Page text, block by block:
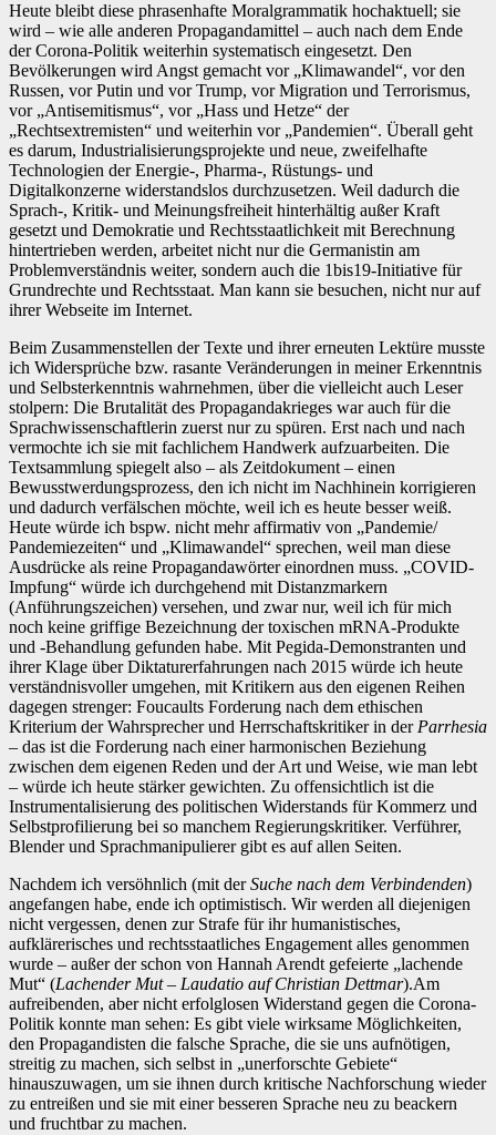
Heute bleibt diese phrasenhafte Moralgrammatik hochaktuell; sie
wird – wie alle anderen Propagandamittel – auch nach dem Ende
der Corona-Politik weiterhin systematisch eingesetzt. Den
Bevölkerungen wird Angst gemacht vor „Klimawandel“, vor den
Russen, vor Putin und vor Trump, vor Migration und Terrorismus,
vor „Antisemitismus“, vor „Hass und Hetze“ der
„Rechtsextremisten“ und weiterhin vor „Pandemien“. Überall geht
es darum, Industrialisierungsprojekte und neue, zweifelhafte
Technologien der Energie-, Pharma-, Rüstungs- und
Digitalkonzerne widerstandslos durchzusetzen. Weil dadurch die
Sprach-, Kritik- und Meinungsfreiheit hinterhältig außer Kraft
gesetzt und Demokratie und Rechtsstaatlichkeit mit Berechnung
hintertrieben werden, arbeitet nicht nur die Germanistin am
Problemverständnis weiter, sondern auch die 1bis19-Initiative für
Grundrechte und Rechtsstaat. Man kann sie besuchen, nicht nur auf
ihrer Webseite im Internet.
Beim Zusammenstellen der Texte und ihrer erneuten Lektüre musste
ich Widersprüche bzw. rasante Veränderungen in meiner Erkenntnis
und Selbsterkenntnis wahrnehmen, über die vielleicht auch Leser
stolpern: Die Brutalität des Propagandakrieges war auch für die
Sprachwissenschaftlerin zuerst nur zu spüren. Erst nach und nach
vermochte ich sie mit fachlichem Handwerk aufzuarbeiten. Die
Textsammlung spiegelt also – als Zeitdokument – einen
Bewusstwerdungsprozess, den ich nicht im Nachhinein korrigieren
und dadurch verfälschen möchte, weil ich es heute besser weiß.
Heute würde ich bspw. nicht mehr affirmativ von „Pandemie/
Pandemiezeiten“ und „Klimawandel“ sprechen, weil man diese
Ausdrücke als reine Propagandawörter einordnen muss. „COVID-
Impfung“ würde ich durchgehend mit Distanzmarkern
(Anführungszeichen) versehen, und zwar nur, weil ich für mich
noch keine griffige Bezeichnung der toxischen mRNA-Produkte
und -Behandlung gefunden habe. Mit Pegida-Demonstranten und
ihrer Klage über Diktaturerfahrungen nach 2015 würde ich heute
verständnisvoller umgehen, mit Kritikern aus den eigenen Reihen
dagegen strenger: Foucaults Forderung nach dem ethischen
Kriterium der Wahrsprecher und Herrschaftskritiker in derParrhesia
– das ist die Forderung nach einer harmonischen Beziehung
zwischen dem eigenen Reden und der Art und Weise, wie man lebt
– würde ich heute stärker gewichten. Zu offensichtlich ist die
Instrumentalisierung des politischen Widerstands für Kommerz und
Selbstprofilierung bei so manchem Regierungskritiker. Verführer,
Blender und Sprachmanipulierer gibt es auf allen Seiten.
Nachdem ich versöhnlich (mit derSuche nach dem Verbindenden)
angefangen habe, ende ich optimistisch. Wir werden all diejenigen
nicht vergessen, denen zur Strafe für ihr humanistisches,
aufklärerisches und rechtsstaatliches Engagement alles genommen
wurde – außer der schon von Hannah Arendt gefeierte „lachende
Mut“ (Lachender Mut – Laudatio auf Christian Dettmar).Am
aufreibenden, aber nicht erfolglosen Widerstand gegen die Corona-
Politik konnte man sehen: Es gibt viele wirksame Möglichkeiten,
den Propagandisten die falsche Sprache, die sie uns aufnötigen,
streitig zu machen, sich selbst in „unerforschte Gebiete“
hinauszuwagen, um sie ihnen durch kritische Nachforschung wieder
zu entreißen und sie mit einer besseren Sprache neu zu beackern
und fruchtbar zu machen.